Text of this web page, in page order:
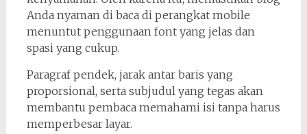
Anda nyaman di baca di perangkat mobile
menuntut penggunaan font yang jelas dan
spasi yang cukup.
Paragraf pendek, jarak antar baris yang
proporsional, serta subjudul yang tegas akan
membantu pembaca memahami isi tanpa harus
memperbesar layar.